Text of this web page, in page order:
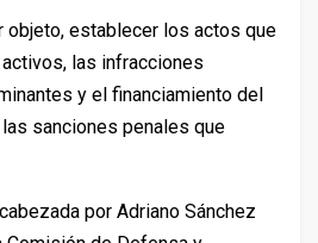
objeto, establecer los actos que
las infracciones
y el financiamiento del
sanciones penales que
por Adriano Sánchez